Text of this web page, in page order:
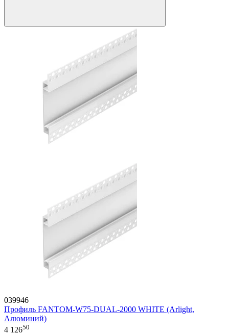
039946
Профиль FANTOM-W75-DUAL-2000 WHITE (Arlight,
Алюминий)
4 12650